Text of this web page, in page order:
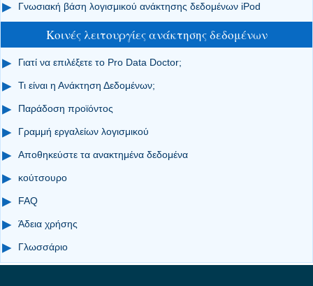
Γνωσιακή βάση λογισμικού ανάκτησης δεδομένων iPod
Κοινές λειτουργίες ανάκτησης δεδομένων
Γιατί να επιλέξετε το Pro Data Doctor;
Τι είναι η Ανάκτηση Δεδομένων;
Παράδοση προϊόντος
Γραμμή εργαλείων λογισμικού
Αποθηκεύστε τα ανακτημένα δεδομένα
κούτσουρο
FAQ
Άδεια χρήσης
Γλωσσάριο